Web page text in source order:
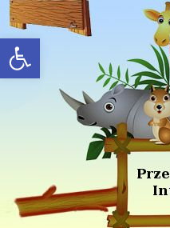
rozwiń/zwiń panel